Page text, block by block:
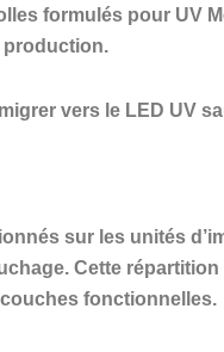
formulés pour UV
production.
vers le LED UV
sur les unités
Cette
fonctionnelles.